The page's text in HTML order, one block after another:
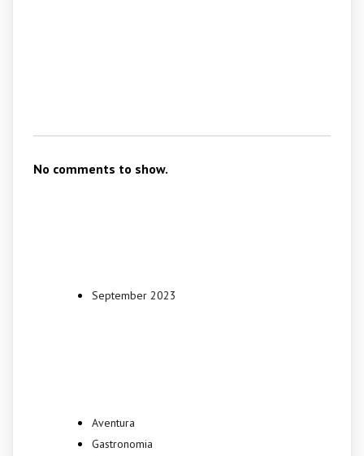
No comments to show.
September 2023
Aventura
Gastronomia